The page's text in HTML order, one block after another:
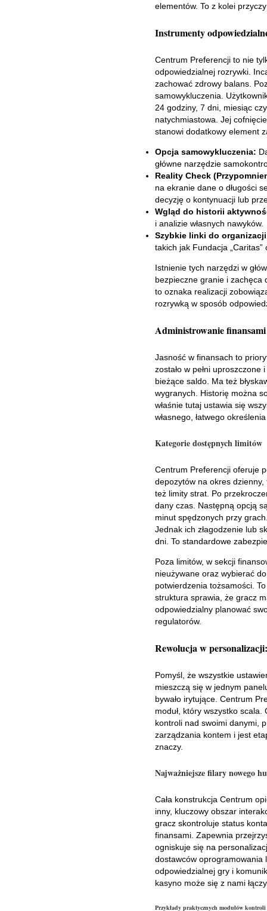
elementów. To z kolei
Instrumenty
Centrum Preferencji to nie
odpowiedzialnej rozrywki.
zachować zdrowy balans.
samowykluczenia.
24 godziny, 7 dni, miesiąc
natychmiastowa. Jej
stanowi dodatkowy element
Opcja samowykluczenia:
główne narzędzie
Reality Check
na ekranie dane o długości
decyzję o kontynuacji lub
Wgląd do historii
i analizie własnych nawyków.
Szybkie linki do
takich jak Fundacja
Istnienie tych narzędzi w
bezpieczne granie i zachęca
to oznaka realizacji
rozrywką w sposób
Administrowanie
Jasność w finansach to
zostało w pełni
bieżące saldo. Ma też
wygranych. Historię można
właśnie tutaj ustawia się
własnego, łatwego
Kategorie dostępnych limitów
Centrum Preferencji oferuje
depozytów na okres
też limity strat. Po
dany czas. Następną opcją
minut spędzonych przy
Jednak ich złagodzenie lub
dni. To standardowe
Poza limitów, w sekcji
nieużywane oraz wybierać
potwierdzenia tożsamości.
struktura sprawia, że gracz
odpowiedzialny planować
regulatorów.
Rewolucja w
Pomyśl, że wszystkie
mieszczą się w jednym
bywało irytujące. Centrum
moduł, który wszystko
kontroli nad swoimi danymi,
zarządzania kontem i jest
znaczy.
Najważniejsze filary nowego
Cała konstrukcja Centrum
inny, kluczowy obszar
gracz skontroluje status
finansami. Zapewnia
ogniskuje się na
dostawców oprogramowania
odpowiedzialnej gry i
kasyno może się z nami
Przykłady praktycznych modułów kontroli